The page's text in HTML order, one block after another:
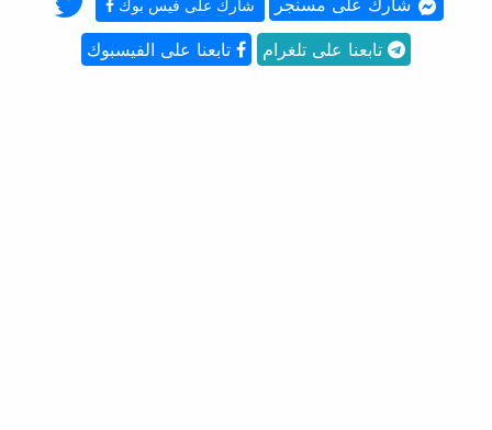
شارك على فيس بوك
تابعنا على الفيسبوك تابعنا على تلغرام